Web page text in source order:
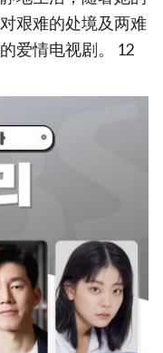
艰难的处境及两难
爱情电视剧。 12